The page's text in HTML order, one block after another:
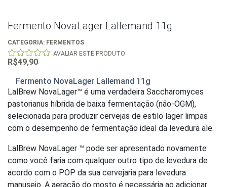
Fermento NovaLager Lallemand 11g
CATEGORIA: FERMENTOS
0
5
AVALIAR ESTE PRODUTO
R$49,90
Fermento NovaLager Lallemand 11g
LalBrew NovaLager™ é uma verdadeira Saccharomyces
pastorianus híbrida de baixa fermentação (não-OGM),
selecionada para produzir cervejas de estilo lager limpas
com o desempenho de fermentação ideal da levedura ale.
LalBrew NovaLager ™ pode ser apresentado novamente
como você faria com qualquer outro tipo de levedura de
acordo com o POP da sua cervejaria para levedura
manuseio. A aeração do mosto é necessária ao adicionar